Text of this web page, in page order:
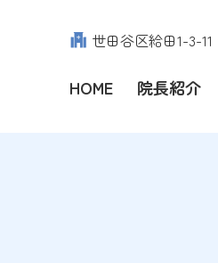
世田谷区給田1-3-11
HOME 院長紹介